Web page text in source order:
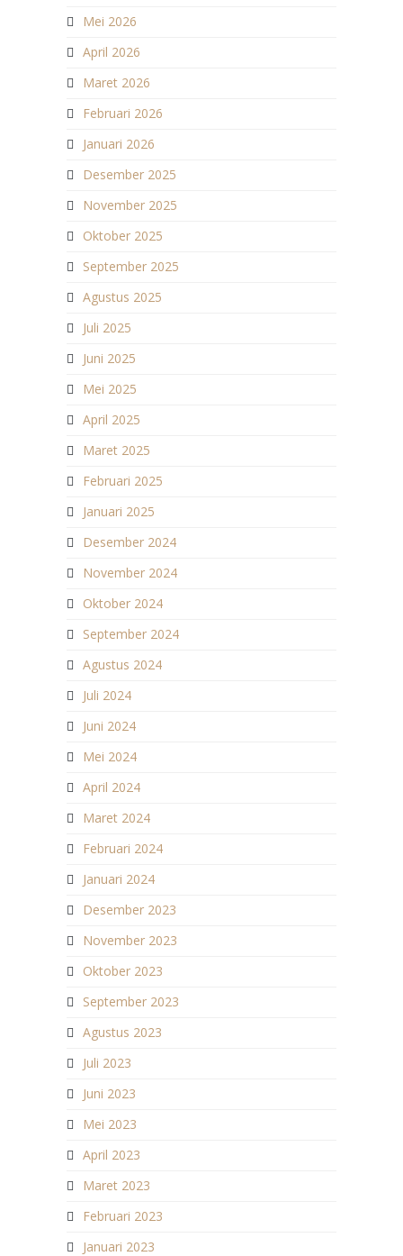
Mei 2026
April 2026
Maret 2026
Februari 2026
Januari 2026
Desember 2025
November 2025
Oktober 2025
September 2025
Agustus 2025
Juli 2025
Juni 2025
Mei 2025
April 2025
Maret 2025
Februari 2025
Januari 2025
Desember 2024
November 2024
Oktober 2024
September 2024
Agustus 2024
Juli 2024
Juni 2024
Mei 2024
April 2024
Maret 2024
Februari 2024
Januari 2024
Desember 2023
November 2023
Oktober 2023
September 2023
Agustus 2023
Juli 2023
Juni 2023
Mei 2023
April 2023
Maret 2023
Februari 2023
Januari 2023